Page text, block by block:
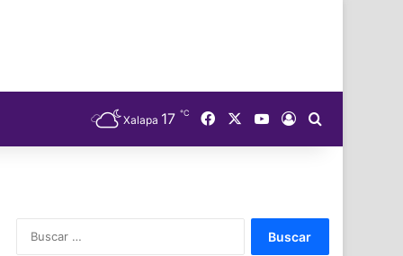
Xalapa 17 ℃ FacebookYouTube
Acceso